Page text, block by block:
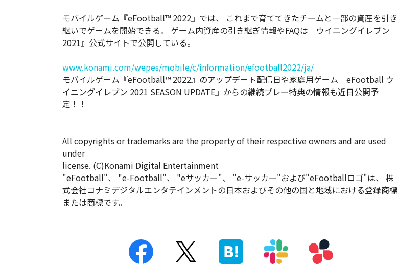
モバイルゲーム『eFootball™ 2022』では、 これまで育ててきたチームと一部の資産を引き
継いでゲームを開始できる。 ゲーム内資産の引き継ぎ情報やFAQは『ウイニングイレブン
2021』公式サイトで公開している。
www.konami.com/wepes/mobile/c/information/efootball2022/ja/
モバイルゲーム『eFootball™ 2022』のアップデート配信日や家庭用ゲーム『eFootball ウ
イニングイレブン 2021 SEASON UPDATE』からの継続プレー特典の情報も近日公開予
定！！
All copyrights or trademarks are the property of their respective owners and are used
under
license. (C)Konami Digital Entertainment
"eFootball"、 "e-Football"、 "eサッカー"、 "e-サッカー"および"eFootballロゴ"は、 株
式会社コナミデジタルエンタテインメントの日本およびその他の国と地域における登録商標
または商標です。